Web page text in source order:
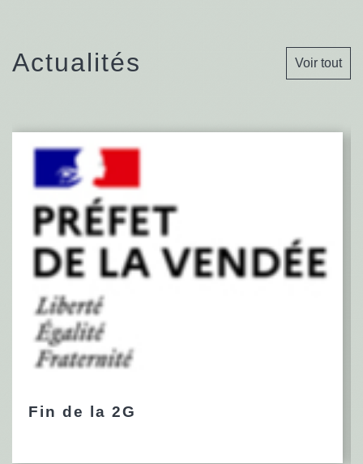
Actualités Voir tout
Fin de la 2G